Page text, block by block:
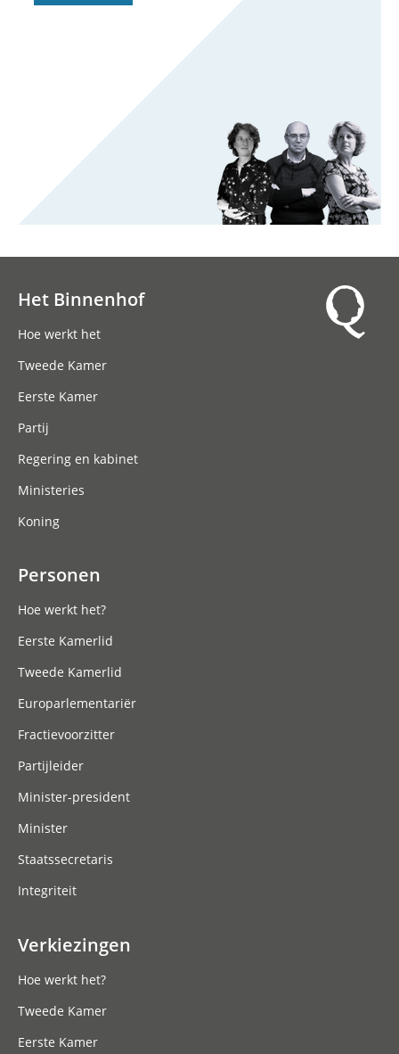
Het Binnenhof
Hoe werkt het
Tweede Kamer
Eerste Kamer
Partij
Regering en kabinet
Ministeries
Koning
Personen
Hoe werkt het?
Eerste Kamerlid
Tweede Kamerlid
Europarlementariër
Fractievoorzitter
Partijleider
Minister-president
Minister
Staatssecretaris
Integriteit
Verkiezingen
Hoe werkt het?
Tweede Kamer
Eerste Kamer